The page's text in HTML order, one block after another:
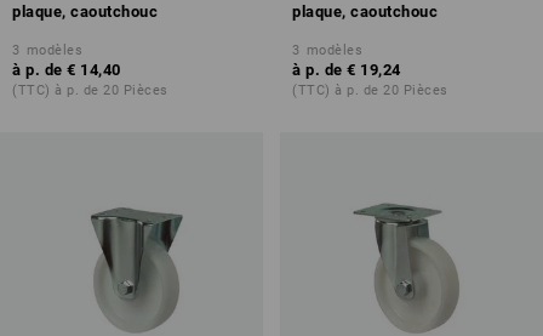
plaque, caoutchouc
3 modèles
à p. de € 14,40
(TTC) à p. de 20 Pièces
plaque, caoutchouc
3 modèles
à p. de € 19,24
(TTC) à p. de 20 Pièces